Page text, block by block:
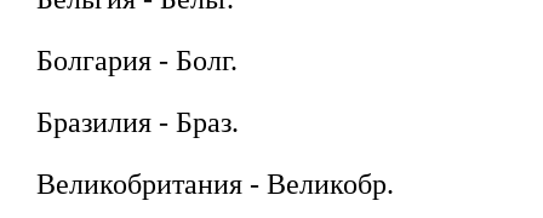
Болгария - Болг.
Бразилия - Браз.
Великобритания - Великобр.